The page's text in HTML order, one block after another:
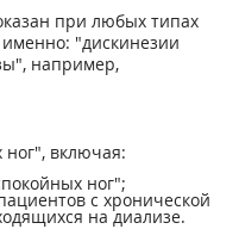
при любых типах
"дискинезии
например,
включая:
ног";
с хронической
на диализе.